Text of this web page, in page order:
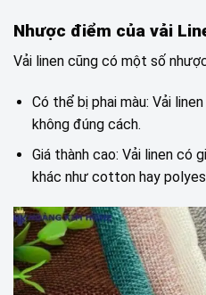
Nhược điểm của vải
Vải linen cũng có một số
Có thể bị phai màu: Vải
không đúng cách.
Giá thành cao: Vải linen có
khác như cotton hay